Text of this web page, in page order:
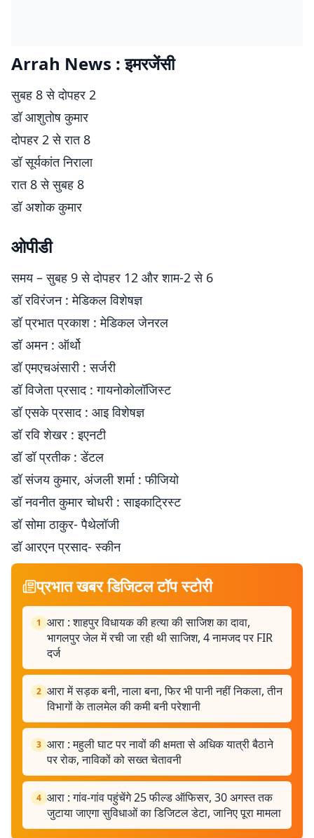
Arrah News : इमरजेंसी
सुबह 8 से दोपहर 2
डॉ आशुतोष कुमार
दोपहर 2 से रात 8
डॉ सूर्यकांत निराला
रात 8 से सुबह 8
डॉ अशोक कुमार
ओपीडी
समय – सुबह 9 से दोपहर 12 और शाम-2 से 6
डॉ रविरंजन : मेडिकल विशेषज्ञ
डॉ प्रभात प्रकाश : मेडिकल जेनरल
डॉ अमन : ऑर्थो
डॉ एमएचअंसारी : सर्जरी
डॉ विजेता प्रसाद : गायनोकोलॉजिस्ट
डॉ एसके प्रसाद : आइ विशेषज्ञ
डॉ रवि शेखर : इएनटी
डॉ डॉ प्रतीक : डेंटल
डॉ संजय कुमार, अंजली शर्मा : फीजियो
डॉ नवनीत कुमार चोधरी : साइकाट्रिस्ट
डॉ सोमा ठाकुर- पैथेलॉजी
डॉ आरएन प्रसाद- स्कीन
प्रभात खबर डिजिटल टॉप स्टोरी
1 आरा : शाहपुर विधायक की हत्या की साजिश का दावा,
भागलपुर जेल में रची जा रही थी साजिश, 4 नामजद पर FIR
दर्ज
2 आरा में सड़क बनी, नाला बना, फिर भी पानी नहीं निकला, तीन
विभागों के तालमेल की कमी बनी परेशानी
3 आरा : महुली घाट पर नावों की क्षमता से अधिक यात्री बैठाने
पर रोक, नाविकों को सख्त चेतावनी
4 आरा : गांव-गांव पहुंचेंगे 25 फील्ड ऑफिसर, 30 अगस्त तक
जुटाया जाएगा सुविधाओं का डिजिटल डेटा, जानिए पूरा मामला